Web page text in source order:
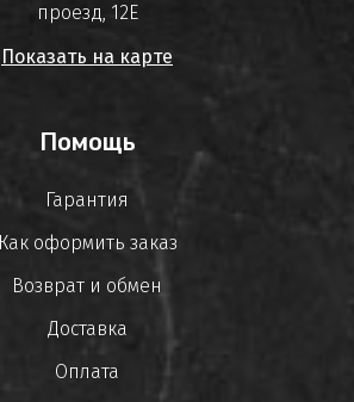
проезд, 12Е
Показать на карте
Помощь
Гарантия
Как оформить заказ
Возврат и обмен
Доставка
Оплата